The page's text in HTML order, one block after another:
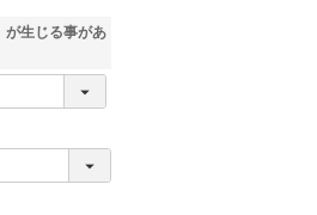
が生じる事があ